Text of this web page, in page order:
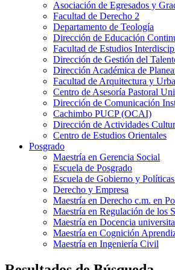
Asociación de Egresados y
Facultad de Derecho 2
Departamento de Teología
Dirección de Educación
Facultad de Estudios
Dirección de Gestión del
Dirección Académica de
Facultad de Arquitectura y
Centro de Asesoría Pastoral
Dirección de Comunicación
Cachimbo PUCP (OCAI)
Dirección de Actividades
Centro de Estudios Orientales
Posgrado
Maestría en Gerencia Social
Escuela de Posgrado
Escuela de Gobierno y
Derecho y Empresa
Maestría en Derecho c.m. en
Maestría en Regulación de los
Maestría en Docencia
Maestría en Cognición
Maestría en Ingeniería Civil